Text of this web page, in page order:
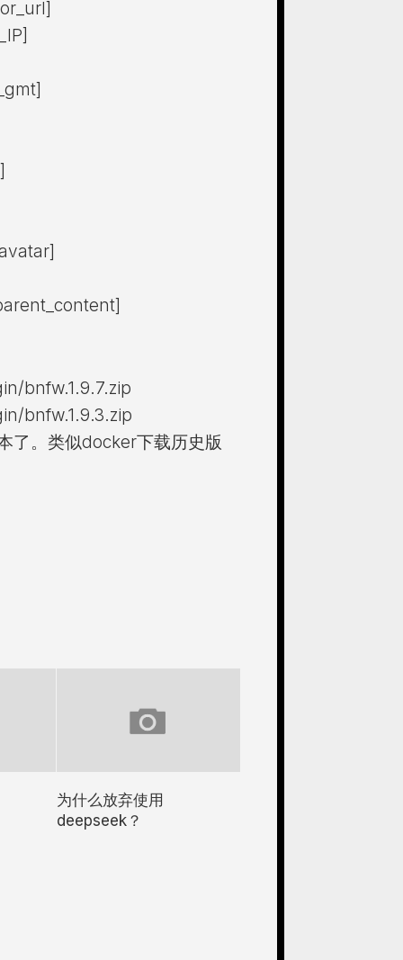
bnfw.1.9.7.zip
bnfw.1.9.3.zip
了。类似docker下载历史版
为什么放弃使用
deepseek？